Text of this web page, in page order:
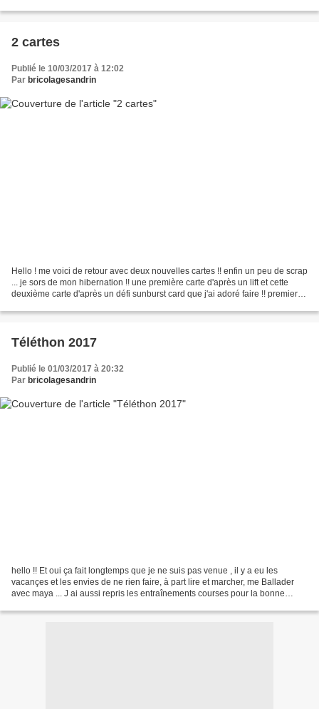
2 cartes
Publié le 10/03/2017 à 12:02
Par bricolagesandrin
Hello ! me voici de retour avec deux nouvelles cartes !! enfin un peu de scrap
... je sors de mon hibernation !! une première carte d'après un lift et cette
deuxième carte d'après un défi sunburst card que j'ai adoré faire !! premier
Téléthon 2017
Publié le 01/03/2017 à 20:32
Par bricolagesandrin
hello !! Et oui ça fait longtemps que je ne suis pas venue , il y a eu les
vacançes et les envies de ne rien faire, à part lire et marcher, me Ballader
avec maya ... J ai aussi repris les entraînements courses pour la bonne